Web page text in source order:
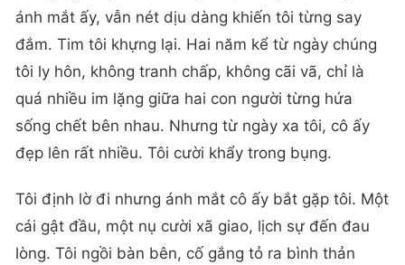
ánh mắt ấy, vẫn nét dịu dàng khiến tôi từng say
đắm. Tim tôi khựng lại. Hai năm kể từ ngày chúng
tôi ly hôn, không tranh chấp, không cãi vã, chỉ là
quá nhiều im lặng giữa hai con người từng hứa
sống chết bên nhau. Nhưng từ ngày xa tôi, cô ấy
đẹp lên rất nhiều. Tôi cười khẩy trong bụng.
Tôi định lờ đi nhưng ánh mắt cô ấy bắt gặp tôi. Một
cái gật đầu, một nụ cười xã giao, lịch sự đến đau
lòng. Tôi ngồi bàn bên, cố gắng tỏ ra bình thản